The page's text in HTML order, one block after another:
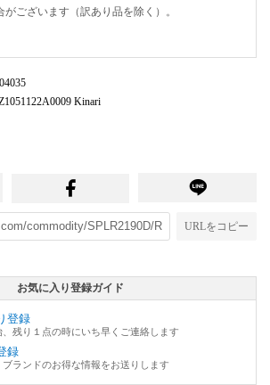
ございます（訳あり品を除く）。
Kinari
URLをコピー
お気に入り登録ガイド
登録
残り１点の時にいち早くご連絡します
録
ランドのお得な情報をお送りします